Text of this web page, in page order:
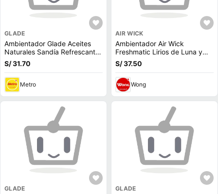
GLADE
Ambientador Glade Aceites
Naturales Sandía Refrescante
+ 1 repuesto 21ml
S/ 31.70
Metro
AIR WICK
Ambientador Air Wick
Freshmatic Lirios de Luna y
Seda 250ml + Difusor
S/ 37.50
Wong
GLADE GLADE